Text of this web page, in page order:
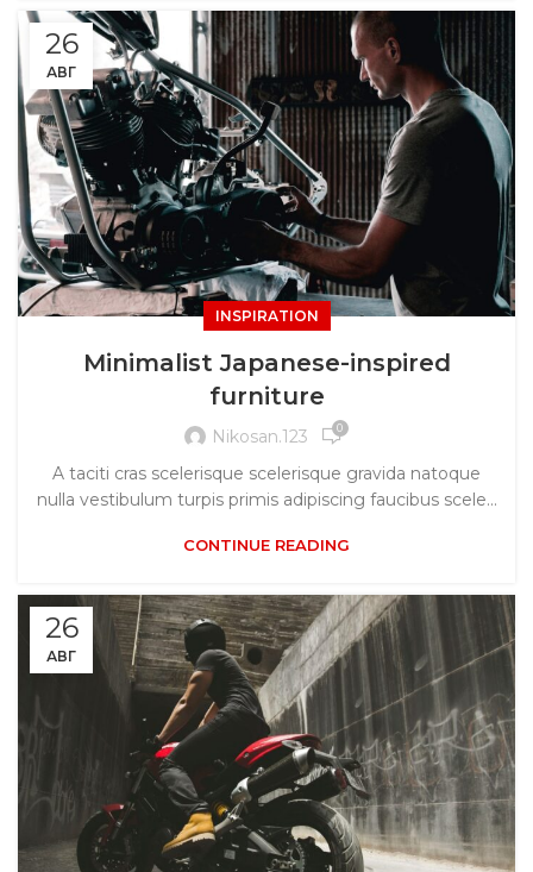
26
АВГ
INSPIRATION
Minimalist Japanese-inspired
furniture
Nikosan.123 0
A taciti cras scelerisque scelerisque gravida natoque
nulla vestibulum turpis primis adipiscing faucibus scele...
CONTINUE READING
26
АВГ